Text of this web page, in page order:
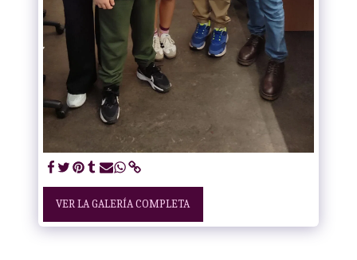
VER LA GALERÍA COMPLETA